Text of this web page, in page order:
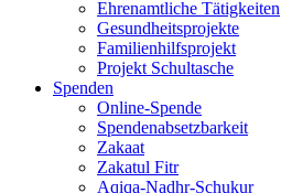
Ehrenamtliche Tätigkeiten
Gesundheitsprojekte
Familienhilfsprojekt
Projekt Schultasche
Spenden
Online-Spende
Spendenabsetzbarkeit
Zakaat
Zakatul Fitr
Aqiqa-Nadhr-Schukur